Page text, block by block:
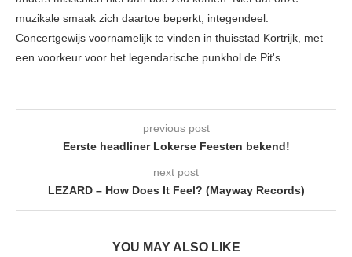
muzikale smaak zich daartoe beperkt, integendeel.
Concertgewijs voornamelijk te vinden in thuisstad Kortrijk, met
een voorkeur voor het legendarische punkhol de Pit's.
previous post
Eerste headliner Lokerse Feesten bekend!
next post
LEZARD – How Does It Feel? (Mayway Records)
YOU MAY ALSO LIKE